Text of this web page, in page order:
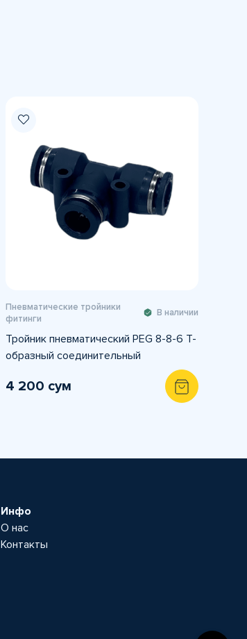
Пневматические тройники
фитинги
В наличии
Тройник пневматический PEG 8-8-6 T-
образный соединительный
4 200 сум
Инфо
О нас
Контакты